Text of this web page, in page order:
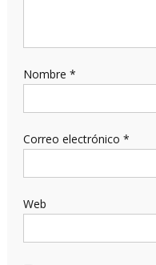
Nombre *
Correo electrónico *
Web